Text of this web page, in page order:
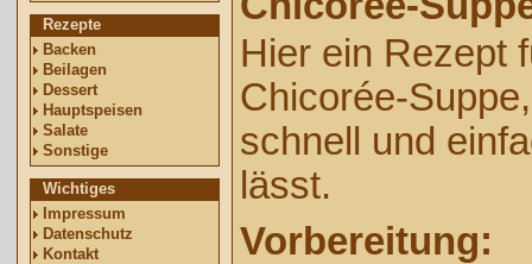
Rezepte
Backen
Beilagen
Dessert
Hauptspeisen
Salate
Sonstige
Wichtiges
Impressum
Datenschutz
Kontakt
Hier ein Rezept
Chicorée-
schnell und
lässt.
Vorbereitung: